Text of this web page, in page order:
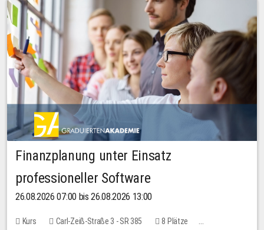
Finanzplanung unter Einsatz
professioneller Software
26.08.2026 07:00 bis 26.08.2026 13:00
Kurs Carl-Zeiß-Straße 3 - SR 385
8 Plätze